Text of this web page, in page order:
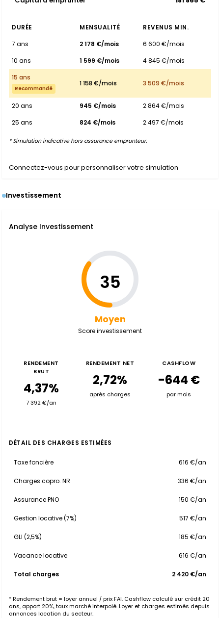
DURÉE MENSUALITÉ
REVENUS MIN.
7 ans
2 178 €/mois
6 600 €/mois
10 ans
1 599 €/mois
4 845 €/mois
15 ans
Recommandé
1 158 €/mois 3 509 €/mois
20 ans 945 €/mois
2 864 €/mois
25 ans
824 €/mois 2 497 €/mois
* Simulation indicative hors assurance emprunteur.
Connectez-vous pour personnaliser votre simulation
Investissement
Analyse Investissement
35
Moyen
Score investissement
RENDEMENT
BRUT
4,37%
7 392 €/an
RENDEMENT NET
2,72%
après charges
CASHFLOW
-644 €
par mois
DÉTAIL DES CHARGES ESTIMÉES
Taxe foncière 616 €/an
Charges copro. NR 336 €/an
Assurance PNO 150 €/an
Gestion locative (7%) 517 €/an
GLI (2,5%) 185 €/an
Vacance locative 616 €/an
Total charges 2 420 €/an
* Rendement brut = loyer annuel / prix FAI. Cashflow calculé sur crédit 20
ans, apport 20%, taux marché interpolé. Loyer et charges estimés depuis
annonces location du secteur.